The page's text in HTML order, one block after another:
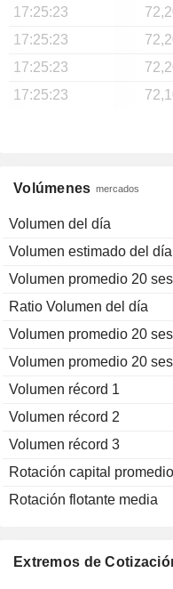
Volúmenes mercados
Volumen del día
Volumen estimado del día
Volumen promedio 20
Ratio Volumen del día
Volumen promedio 20
Volumen promedio 20
Volumen récord 1
Volumen récord 2
Volumen récord 3
Rotación capital promedio
Rotación flotante media
17:25:23
17:25:23
17:25:23
17:25:23
Extremos de